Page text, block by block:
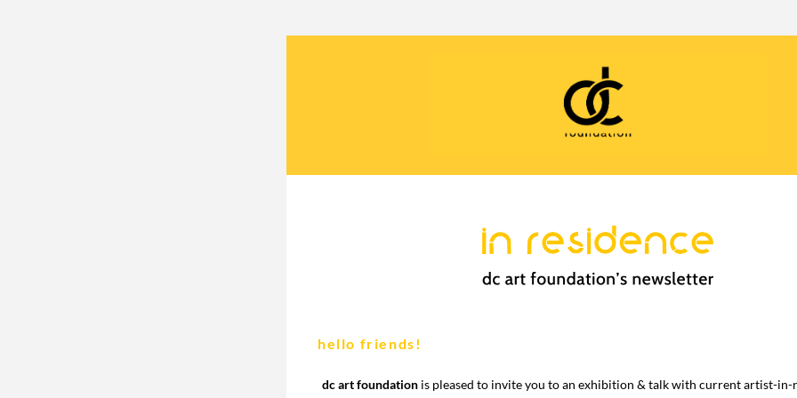
hello friends!
dc art foundation is pleased to invite you to an exhibition & talk with current artist-in-